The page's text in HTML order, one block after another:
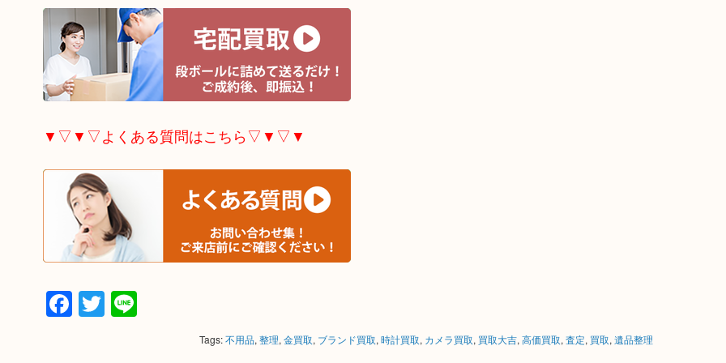
▼▽▼▽よくある質問はこちら▽▼▽▼
Facebook
Twitter
Line
Tags:不用品, 整理, 金買取, ブランド買取, 時計買取, カメラ買取, 買取大吉, 高価買取, 査定, 買取, 遺品整理